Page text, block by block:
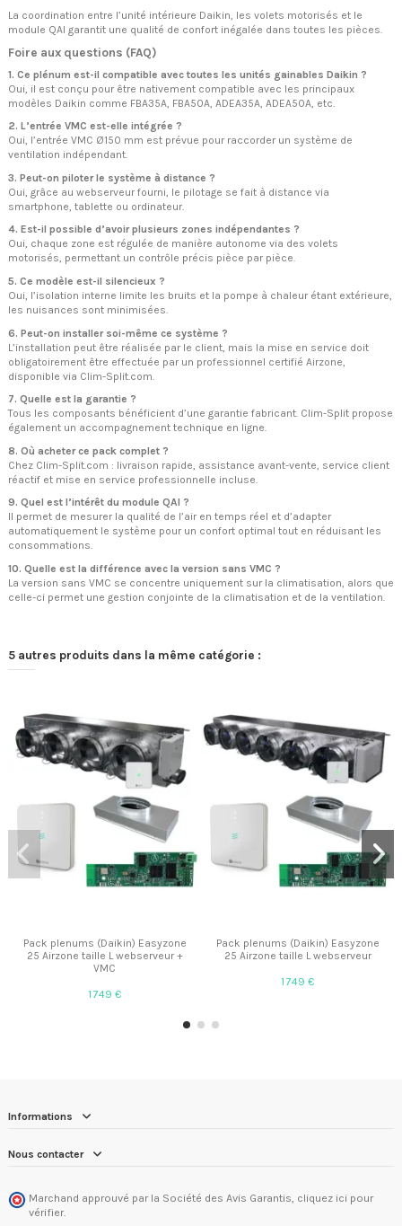
La coordination entre l’unité intérieure Daikin, les volets motorisés et le
module QAI garantit une qualité de confort inégalée dans toutes les pièces.
Foire aux questions (FAQ)
1. Ce plénum est-il compatible avec toutes les unités gainables Daikin ?
Oui, il est conçu pour être nativement compatible avec les principaux
modèles Daikin comme FBA35A, FBA50A, ADEA35A, ADEA50A, etc.
2. L’entrée VMC est-elle intégrée ?
Oui, l’entrée VMC Ø150 mm est prévue pour raccorder un système de
ventilation indépendant.
3. Peut-on piloter le système à distance ?
Oui, grâce au webserveur fourni, le pilotage se fait à distance via
smartphone, tablette ou ordinateur.
4. Est-il possible d’avoir plusieurs zones indépendantes ?
Oui, chaque zone est régulée de manière autonome via des volets
motorisés, permettant un contrôle précis pièce par pièce.
5. Ce modèle est-il silencieux ?
Oui, l’isolation interne limite les bruits et la pompe à chaleur étant extérieure,
les nuisances sont minimisées.
6. Peut-on installer soi-même ce système ?
L’installation peut être réalisée par le client, mais la mise en service doit
obligatoirement être effectuée par un professionnel certifié Airzone,
disponible via Clim-Split.com.
7. Quelle est la garantie ?
Tous les composants bénéficient d’une garantie fabricant. Clim-Split propose
également un accompagnement technique en ligne.
8. Où acheter ce pack complet ?
Chez Clim-Split.com : livraison rapide, assistance avant-vente, service client
réactif et mise en service professionnelle incluse.
9. Quel est l’intérêt du module QAI ?
Il permet de mesurer la qualité de l’air en temps réel et d’adapter
automatiquement le système pour un confort optimal tout en réduisant les
consommations.
10. Quelle est la différence avec la version sans VMC ?
La version sans VMC se concentre uniquement sur la climatisation, alors que
celle-ci permet une gestion conjointe de la climatisation et de la ventilation.
5 autres produits dans la même catégorie :
Pack plenums (Daikin) Easyzone
25 Airzone taille L webserveur +
VMC
1 749 €
Pack plenums (Daikin) Easyzone
25 Airzone taille L webserveur
1 749 €
Informations
Nous contacter
Marchand approuvé par la Société des Avis Garantis, cliquez ici pour
vérifier.